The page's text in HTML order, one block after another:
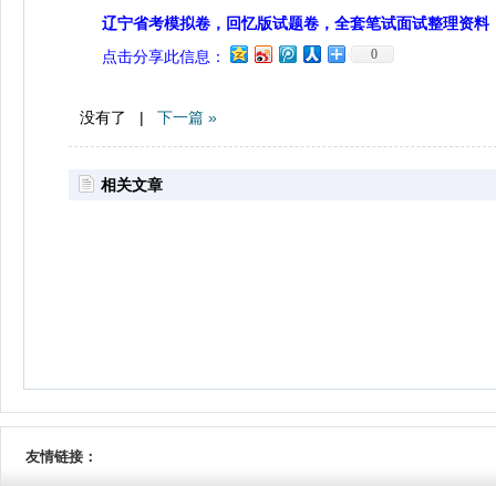
辽宁省考模拟卷，回忆版试题卷，全套笔试面试整理资料
点击分享此信息：
0
没有了 | 下一篇 »
相关文章
友情链接：